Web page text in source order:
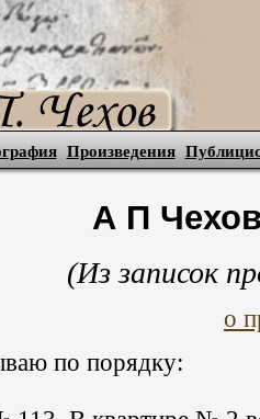
Произведения
А П
(Из записок
о
по порядку: